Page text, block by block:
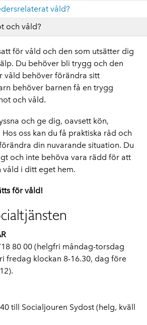
våld?
och våld?
för våld och den som utsätter dig
Du behöver bli trygg och den
våld behöver förändra sitt
behöver barnen få en trygg
och våld.
och ge dig, oavsett kön,
oss kan du få praktiska råd och
din nuvarande situation. Du
och inte behöva vara rädd för att
våld i ditt eget hem.
för våld!
80 00 (helgfri måndag-torsdag
fredag klockan 8-16.30, dag före
till Socialjouren Sydost (helg, kväll